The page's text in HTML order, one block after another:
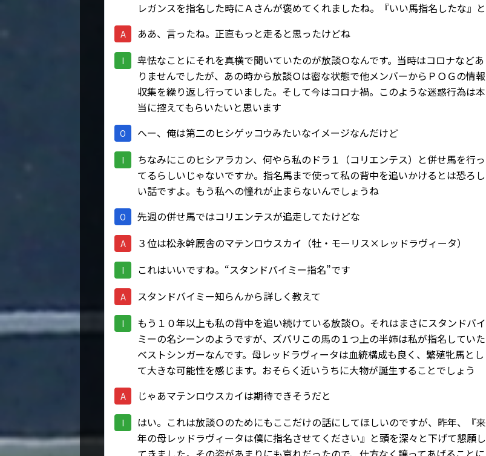
レガンスを指名した時にＡさんが褒めてくれましたね。『いい馬指名したな』と
A ああ、言ったね。正直もっと走ると思ったけどね
I
卑怯なことにそれを真横で聞いていたのが放談Ｏなんです。当時はコロナなどあ
りませんでしたが、あの時から放談Ｏは密な状態で他メンバーからＰＯＧの情報
収集を繰り返し行っていました。そして今はコロナ禍。このような迷惑行為は本
当に控えてもらいたいと思います
O へー、俺は第二のヒシゲッコウみたいなイメージなんだけど
I
ちなみにこのヒシアラカン、何やら私のドラ１（コリエンテス）と併せ馬を行っ
てるらしいじゃないですか。指名馬まで使って私の背中を追いかけるとは恐ろし
い話ですよ。もう私への憧れが止まらないんでしょうね
O 先週の併せ馬ではコリエンテスが追走してたけどな
A ３位は松永幹厩舎のマテンロウスカイ（牡・モーリス×レッドラヴィータ）
I これはいいですね。“スタンドバイミー指名”です
A スタンドバイミー知らんから詳しく教えて
I
もう１０年以上も私の背中を追い続けている放談Ｏ。それはまさにスタンドバイ
ミーの名シーンのようですが、ズバリこの馬の１つ上の半姉は私が指名していた
ベストシンガーなんです。母レッドラヴィータは血統構成も良く、繁殖牝馬とし
て大きな可能性を感じます。おそらく近いうちに大物が誕生することでしょう
A じゃあマテンロウスカイは期待できそうだと
I
はい。これは放談Ｏのためにもここだけの話にしてほしいのですが、昨年、『来
年の母レッドラヴィータは僕に指名させてください』と頭を深々と下げて懇願し